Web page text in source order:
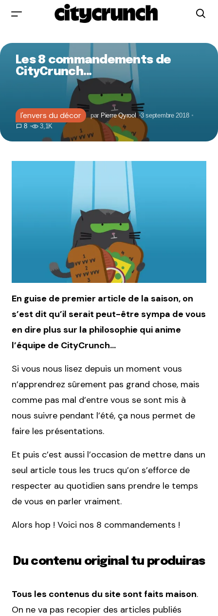
Les 8 commandements de
CityCrunch…
l'envers du décor par Pierre Qyrool 3 septembre 2018
8
3,1K
En guise de premier article de la saison, on
s’est dit qu’il serait peut-être sympa de vous
en dire plus sur la philosophie qui anime
l’équipe de CityCrunch…
Si vous nous lisez depuis un moment vous
n’apprendrez sûrement pas grand chose, mais
comme pas mal d’entre vous se sont mis à
nous suivre pendant l’été, ça nous permet de
faire les présentations.
Et puis c’est aussi l’occasion de mettre dans un
seul article tous les trucs qu’on s’efforce de
respecter au quotidien sans prendre le temps
de vous en parler vraiment.
Alors hop ! Voici nos 8 commandements !
Du contenu original tu produiras
Tous les contenus du site sont faits maison.
On ne va pas recopier des articles publiés